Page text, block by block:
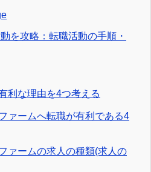
を攻略：転職活動の手順・
利な理由を4つ考える
ァームへ転職が有利である4
ァームの求人の種類(求人の